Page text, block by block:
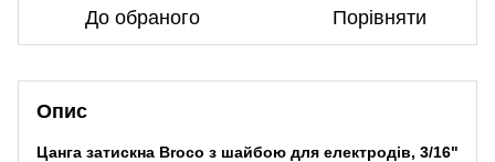
До обраного Порівняти
Опис
Цанга затискна Broco з шайбою для електродів, 3/16"